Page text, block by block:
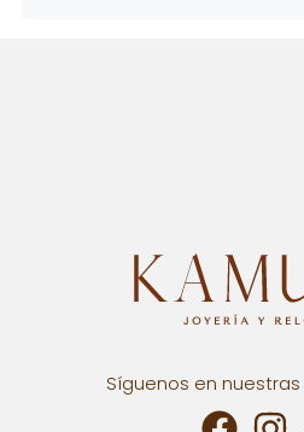
Síguenos en